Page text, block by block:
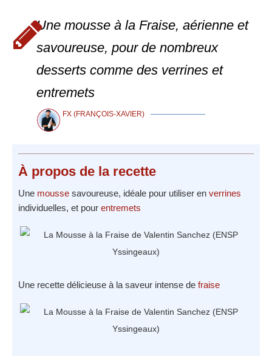
Une mousse à la Fraise, aérienne et
savoureuse, pour de nombreux
desserts comme des verrines et
entremets
FX (FRANÇOIS-XAVIER)
À propos de la recette
Une mousse savoureuse, idéale pour utiliser en verrines
individuelles, et pour entremets
Une recette délicieuse à la saveur intense de fraise